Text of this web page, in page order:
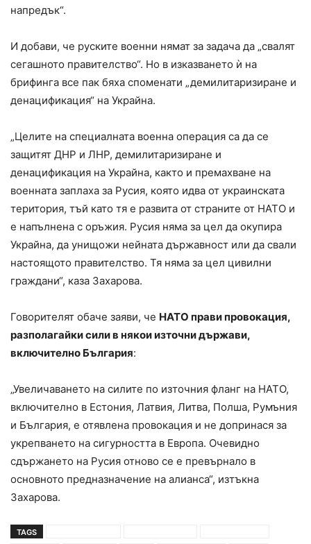
напредък“.
И добави, че руските военни нямат за задача да „свалят
сегашното правителство“. Но в изказването ѝ на
брифинга все пак бяха споменати „демилитаризиране и
денацификация“ на Украйна.
„Целите на специалната военна операция са да се
защитят ДНР и ЛНР, демилитаризиране и
денацификация на Украйна, както и премахване на
военната заплаха за Русия, която идва от украинската
територия, тъй като тя е развита от страните от НАТО и
е напълнена с оръжия. Русия няма за цел да окупира
Украйна, да унищожи нейната държавност или да свали
настоящото правителство. Тя няма за цел цивилни
граждани“, каза Захарова.
Говорителят обаче заяви, че НАТО прави провокация,
разполагайки сили в някои източни държави,
включително България:
„Увеличаването на силите по източния фланг на НАТО,
включително в Естония, Латвия, Литва, Полша, Румъния
и България, е отявлена провокация и не допринася за
укрепването на сигурността в Европа. Очевидно
сдържането на Русия отново се е превърнало в
основното предназначение на алианса“, изтъкна
Захарова.
TAGS